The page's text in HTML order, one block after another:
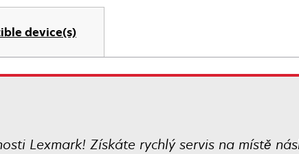
device(s)
Lexmark! Získáte rychlý servis na místě